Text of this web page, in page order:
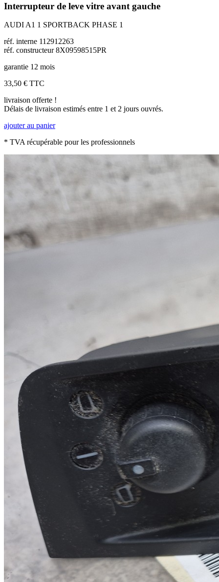
Interrupteur de leve vitre avant gauche
AUDI A1 1 SPORTBACK PHASE 1
réf. interne 112912263
réf. constructeur 8X09598515PR
garantie 12 mois
33,50 € TTC
livraison offerte !
Délais de livraison estimés entre 1 et 2 jours ouvrés.
ajouter au panier
* TVA récupérable pour les professionnels